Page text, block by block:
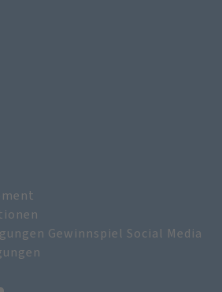
Gewinnspiel Social Media